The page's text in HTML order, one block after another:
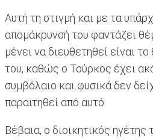
Αυτή τη στιγμή και με τα
απομάκρυνσή του φαντάζει
μένει να διευθετηθεί είναι
του, καθώς ο Τούρκος έχει
συμβόλαιο και φυσικά δεν
παραιτηθεί από αυτό.
Βέβαια, ο διοικητικός